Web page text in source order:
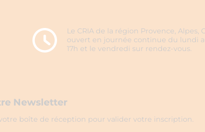
Le CRIA de la région Provence, Alpes,
ouvert en journée continue du lundi
17h et le vendredi sur rendez-vous.
Newsletter
boîte de réception pour valider votre inscription.